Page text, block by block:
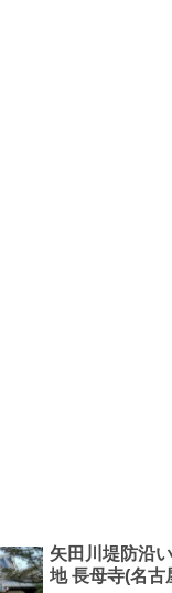
矢田川堤防沿
地 長母寺(名古